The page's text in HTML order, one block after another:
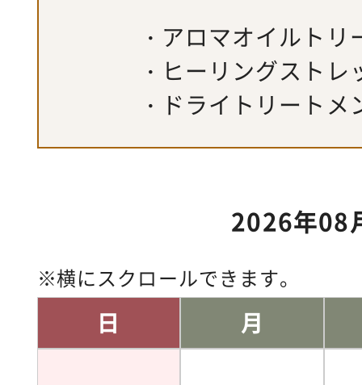
アロマオイルトリ
ヒーリングストレ
ドライトリートメ
横にスクロールできます。
2026年08
日 月